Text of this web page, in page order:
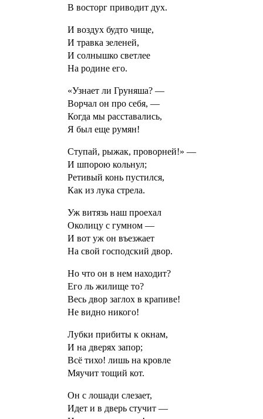
В восторг приводит дух.
И воздух будто чище,
И травка зеленей,
И солнышко светлее
На родине его.
«Узнает ли Груняша? —
Ворчал он про себя, —
Когда мы расставались,
Я был еще румян!
Ступай, рыжак, проворней!» —
И шпорою кольнул;
Ретивый конь пустился,
Как из лука стрела.
Уж витязь наш проехал
Околицу с гумном —
И вот уж он въезжает
На свой господский двор.
Но что он в нем находит?
Его ль жилище то?
Весь двор заглох в крапиве!
Не видно никого!
Лубки прибиты к окнам,
И на дверях запор;
Всё тихо! лишь на кровле
Мяучит тощий кот.
Он с лошади слезает,
Идет и в дверь стучит —